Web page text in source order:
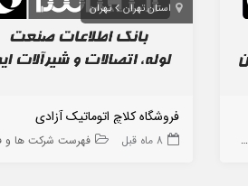
چاپ، بسته بندی و تبلیغات
استان تهران تهران
فروشگاه کلاچ اتوماتیک آزادی
8 ماه قبل فهرست شرکت ها و